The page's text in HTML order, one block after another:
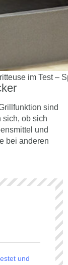
im Test –
sind
sich, ob sich
und
bei anderen
und